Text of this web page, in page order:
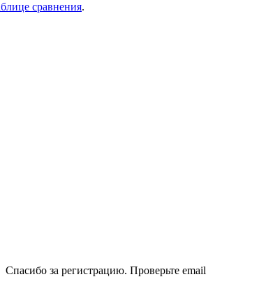
сравнения.
Спасибо за регистрацию. Проверьте email